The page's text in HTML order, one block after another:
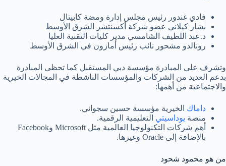
فادي غندور رئيس مجلس إدارة ومضة كابيتال
بشار كيلاني عضو شركة أكسنتشر الشرق الأوسط
د.عبد اللطيف الشامسي مدير كليات التقنية العليا
رونالدو مشحور نائب رئيس أمازون في الشرق الأوسط
وتشرف على المبادرة مؤسسة دبي المستقبل كما تحظى المبادرة
بدعم العديد من الشركات والمؤسسات الناشطة في المجالات الخيرية
والاجتماعية من أهمها:
داماك الخيرية مؤسسة حسين سجواني.
منصة يوداسيتي التعليمية الرقمية.
أهم شركات التكنولوجيا العالمية مثل Microsoft وFacebook
بالإضافة إلى Oracle وغيرها.
من هو محمود شحود